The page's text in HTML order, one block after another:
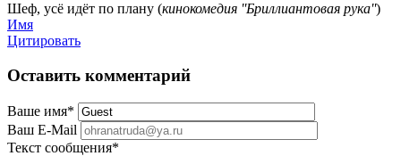
Шеф, усё идёт по плану (кинокомедия ''Бриллиантовая рука'')
Имя
Цитировать
Оставить комментарий
Ваше имя*
Ваш E-Mail
Текст сообщения*